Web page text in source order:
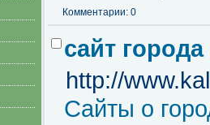
Комментарии: 0
сайт
http://
Сайты о